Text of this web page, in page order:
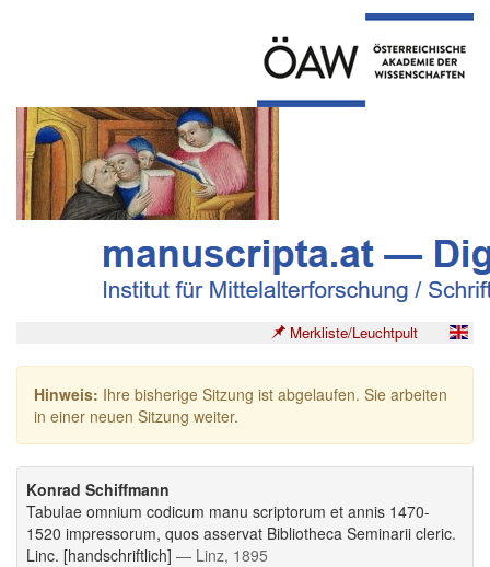
Merkliste/Leuchtpult
Hinweis: Ihre bisherige Sitzung ist abgelaufen. Sie arbeiten
in einer neuen Sitzung weiter.
Konrad Schiffmann
Tabulae omnium codicum manu scriptorum et annis 1470-
1520 impressorum, quos asservat Bibliotheca Seminarii cleric.
Linc. [handschriftlich] — Linz, 1895